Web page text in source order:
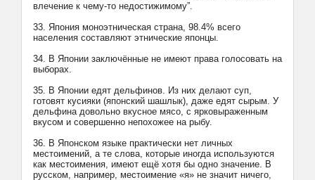
влечение к чему-то недостижимому”.
33. Япония моноэтническая страна, 98.4% всего
населения составляют этнические японцы.
34. В Японии заключённые не имеют права голосовать на
выборах.
35. В Японии едят дельфинов. Из них делают суп,
готовят кусияки (японский шашлык), даже едят сырым. У
дельфина довольно вкусное мясо, с ярковыраженным
вкусом и совершенно непохожее на рыбу.
36. В Японском языке практически нет личных
местоимений, а те слова, которые иногда используются
как местоимения, имеют ещё хотя бы одно значение. В
русском, например, местоимение «я» не значит ничего,